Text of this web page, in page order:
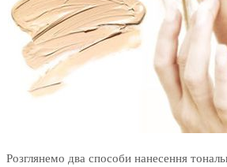
Розглянемо два способи нанесення